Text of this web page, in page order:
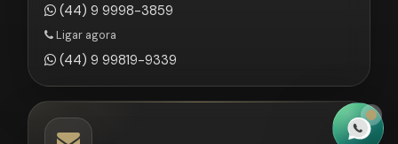
(44) 9 9998-3859
Ligar agora
(44) 9 99819-9339